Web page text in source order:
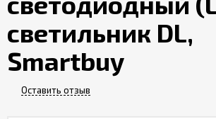
и
оплата
Контакты
светильник DL,
Smartbuy
Оставить отзыв